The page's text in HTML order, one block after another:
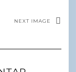
NEXT IMAGE